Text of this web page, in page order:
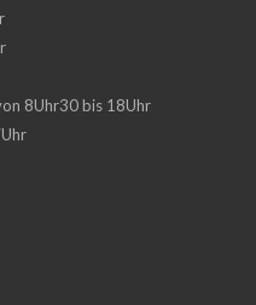
8Uhr30 bis 18Uhr